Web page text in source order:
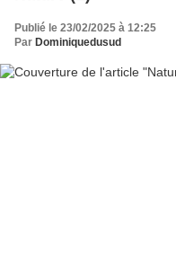
Publié le 23/02/2025 à 12:25
Par Dominiquedusud